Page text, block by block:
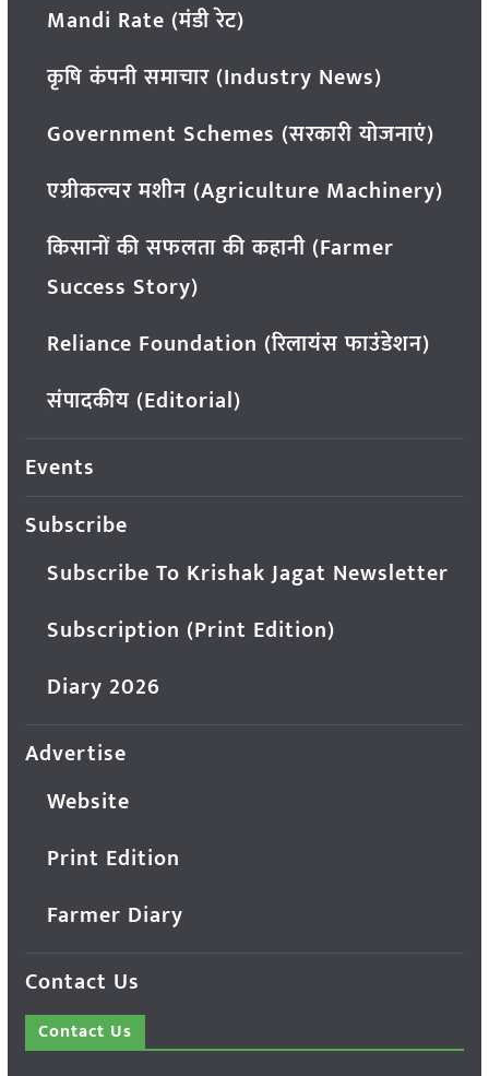
Mandi Rate (मंडी रेट)
कृषि कंपनी समाचार (Industry News)
Government Schemes (सरकारी योजनाएं)
एग्रीकल्चर मशीन (Agriculture Machinery)
किसानों की सफलता की कहानी (Farmer
Success Story)
Reliance Foundation (रिलायंस फाउंडेशन)
संपादकीय (Editorial)
Events
Subscribe
Subscribe To Krishak Jagat Newsletter
Subscription (Print Edition)
Diary 2026
Advertise
Website
Print Edition
Farmer Diary
Contact Us
Contact Us